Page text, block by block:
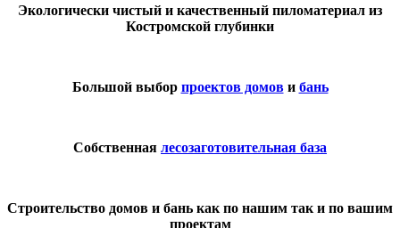
Экологически чистый и качественный пиломатериал из
Костромской глубинки
Большой выбор проектов домови бань
Собственная лесозаготовительная база
Строительство домов и бань как по нашим так и по вашим
проектам